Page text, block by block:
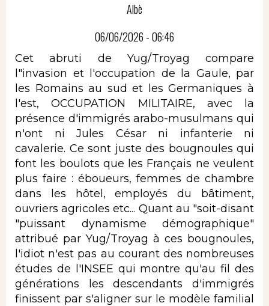
Albè
06/06/2026 - 06:46
Cet abruti de Yug/Troyag compare
l"invasion et l'occupation de la Gaule, par
les Romains au sud et les Germaniques à
l'est, OCCUPATION MILITAIRE, avec la
présence d'immigrés arabo-musulmans qui
n'ont ni Jules César ni infanterie ni
cavalerie. Ce sont juste des bougnoules qui
font les boulots que les Français ne veulent
plus faire : éboueurs, femmes de chambre
dans les hôtel, employés du bâtiment,
ouvriers agricoles etc... Quant au "soit-disant
"puissant dynamisme démographique"
attribué par Yug/Troyag à ces bougnoules,
l'idiot n'est pas au courant des nombreuses
études de l'INSEE qui montre qu'au fil des
générations les descendants d'immigrés
finissent par s'aligner sur le modèle familial